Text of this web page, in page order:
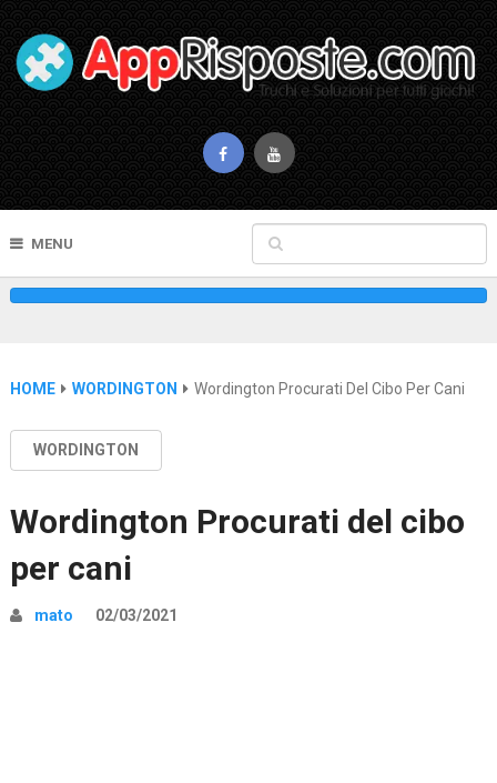
MENU
HOME WORDINGTON Wordington Procurati Del Cibo Per Cani
WORDINGTON
Wordington Procurati del cibo
per cani
mato 02/03/2021